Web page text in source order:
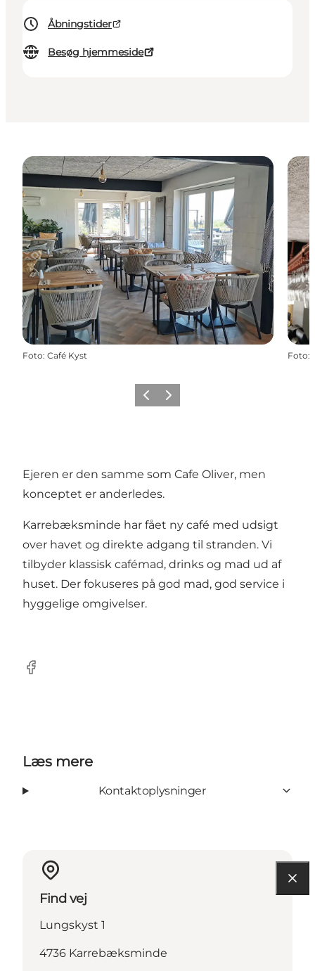
Åbningstider
Besøg hjemmeside
Foto: Café Kyst Foto:
ForrigeNæste
Ejeren er den samme som Cafe Oliver, men
konceptet er anderledes.
Karrebæksminde har fået ny café med udsigt
over havet og direkte adgang til stranden. Vi
tilbyder klassisk cafémad, drinks og mad ud af
huset. Der fokuseres på god mad, god service i
hyggelige omgivelser.
Facebook
Læs mere
Kontaktoplysninger
Find vej
Lungskyst 1
4736 Karrebæksminde